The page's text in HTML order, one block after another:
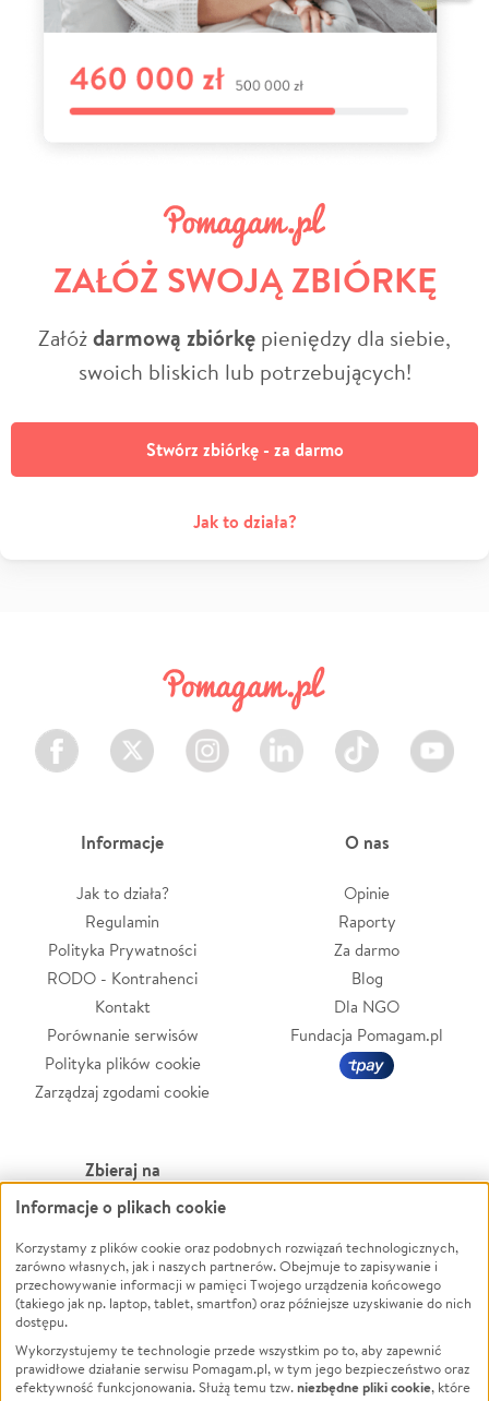
ZAŁÓŻ SWOJĄ ZBIÓRKĘ
Załóżdarmową zbiórkę pieniędzy dla siebie,
swoich bliskich lub potrzebujących!
Stwórz zbiórkę - za darmo
Jak to działa?
Facebook Twitter Instagram LinkedIn TikTok Youtube
Informacje
Jak to działa?
Regulamin
Polityka Prywatności
RODO - Kontrahenci
Kontakt
Porównanie serwisów
Polityka plików cookie
Zarządzaj zgodami cookie
O nas
Opinie
Raporty
Za darmo
Blog
Dla NGO
Fundacja Pomagam.pl
Zbieraj na
Leczenie
Zwierzęta
Pożar
Ukraina
Pomoc Finansowa
Projekty
Powódź
Wichura
NGO
Edukacja
Podróż
Informacje o plikach cookie
Korzystamy z plików cookie oraz podobnych rozwiązań technologicznych,
zarówno własnych, jak i naszych partnerów. Obejmuje to zapisywanie i
przechowywanie informacji w pamięci Twojego urządzenia końcowego
(takiego jak np. laptop, tablet, smartfon) oraz późniejsze uzyskiwanie do nich
dostępu.
Wykorzystujemy te technologie przede wszystkim po to, aby zapewnić
prawidłowe działanie serwisu Pomagam.pl, w tym jego bezpieczeństwo oraz
efektywność funkcjonowania. Służą temu tzw.niezbędne pliki cookie, które